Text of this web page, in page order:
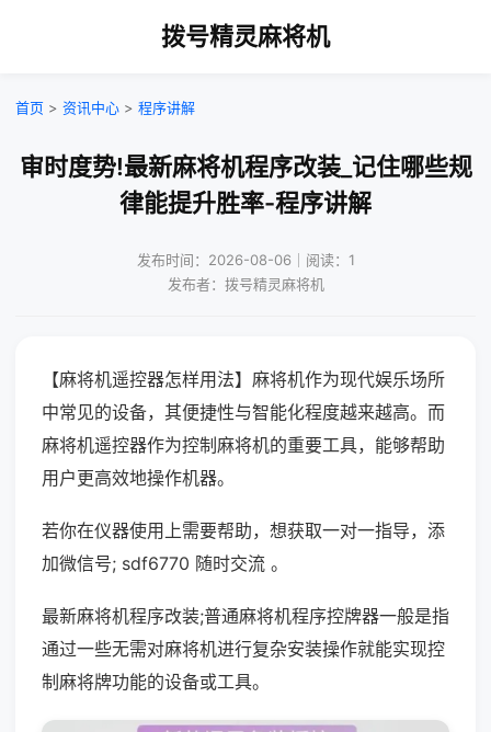
拨号精灵麻将机
首页 > 资讯中心 > 程序讲解
审时度势!最新麻将机程序改装_记住哪些规
律能提升胜率-程序讲解
发布时间：2026-08-06｜阅读：1
发布者：拨号精灵麻将机
【麻将机遥控器怎样用法】麻将机作为现代娱乐场所
中常见的设备，其便捷性与智能化程度越来越高。而
麻将机遥控器作为控制麻将机的重要工具，能够帮助
用户更高效地操作机器。
若你在仪器使用上需要帮助，想获取一对一指导，添
加微信号; sdf6770 随时交流 。
最新麻将机程序改装;普通麻将机程序控牌器一般是指
通过一些无需对麻将机进行复杂安装操作就能实现控
制麻将牌功能的设备或工具。